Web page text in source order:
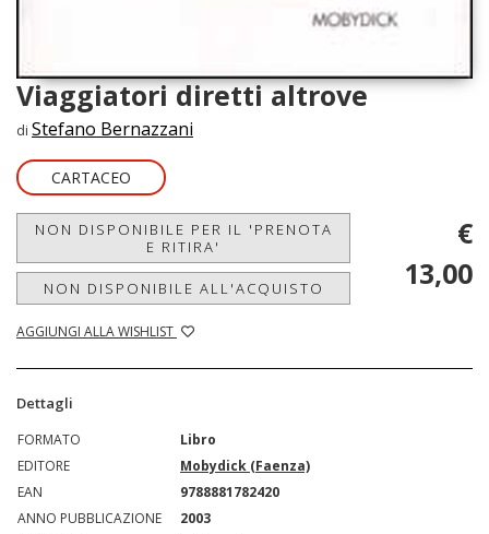
Viaggiatori diretti altrove
di Stefano Bernazzani
CARTACEO
NON DISPONIBILE PER IL 'PRENOTA
E RITIRA'
NON DISPONIBILE ALL'ACQUISTO
AGGIUNGI ALLA WISHLIST
€
13,00
Dettagli
FORMATO
Libro
EDITORE
Mobydick (Faenza)
EAN
9788881782420
ANNO PUBBLICAZIONE
2003